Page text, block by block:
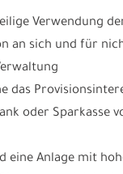
Verwendung
an sich und für
das
oder Sparkasse
eine Anlage mit